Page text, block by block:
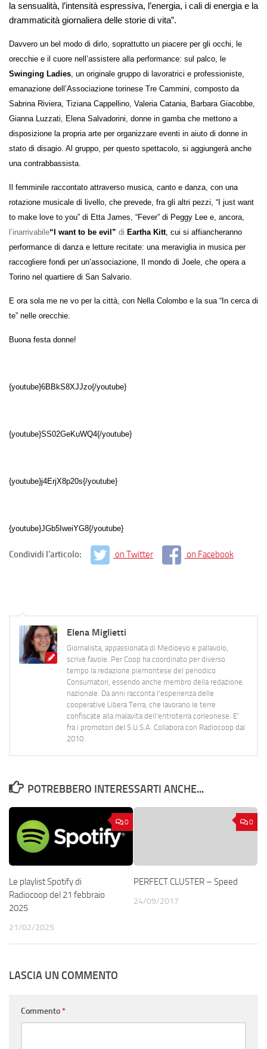
la sensualità, l’intensità espressiva, l’energia, i cali di energia e la
drammaticità giornaliera delle storie di vita”.
Davvero un bel modo di dirlo, soprattutto un piacere per gli occhi, le
orecchie e il cuore nell’assistere alla performance: sul palco, le
Swinging Ladies , un originale gruppo di lavoratrici e professioniste,
emanazione dell’Associazione torinese Tre Cammini, composto da
Sabrina Riviera, Tiziana Cappellino, Valeria Catania, Barbara Giacobbe,
Gianna Luzzati, Elena Salvadorini, donne in gamba che mettono a
disposizione la propria arte per organizzare eventi in aiuto di donne in
stato di disagio. Al gruppo, per questo spettacolo, si aggiungerà anche
una contrabbassista.
Il femminile raccontato attraverso musica, canto e danza, con una
rotazione musicale di livello, che prevede, fra gli altri pezzi, “I just want
to make love to you” di Etta James, “Fever” di Peggy Lee e, ancora,
l’inarrivabile“I want to be evil” di Eartha Kitt, cui si affiancheranno
performance di danza e letture recitate: una meraviglia in musica per
raccogliere fondi per un’associazione, Il mondo di Joele, che opera a
Torino nel quartiere di San Salvario.
E ora sola me ne vo per la città, con Nella Colombo e la sua “In cerca di
te” nelle orecchie.
Buona festa donne!
{youtube}6BBkS8XJJzo{/youtube}
{youtube}SS02GeKuWQ4{/youtube}
{youtube}j4ErjX8p20s{/youtube}
{youtube}JGb5IweiYG8{/youtube}
Condividi l'articolo: on Twitter on Facebook
Elena Miglietti
Giornalista, appassionata di Medioevo e pallavolo,
scrive favole. Per Coop ha coordinato per diverso
tempo la redazione piemontese del periodico
Consumatori, essendo anche membro della redazione
nazionale. Da anni racconta l'esperienza delle
cooperative Libera Terra, che lavorano le terre
confiscate alla malavita dell'entroterra corleonese. E'
fra i promotori del S.U.S.A. Collabora con Radiocoop dal
2010.
POTREBBERO INTERESSARTI ANCHE...
0
Le playlist Spotify di
Radiocoop del 21 febbraio
2025
21/02/2025
0
PERFECT CLUSTER – Speed
24/09/2017
LASCIA UN COMMENTO
Commento*